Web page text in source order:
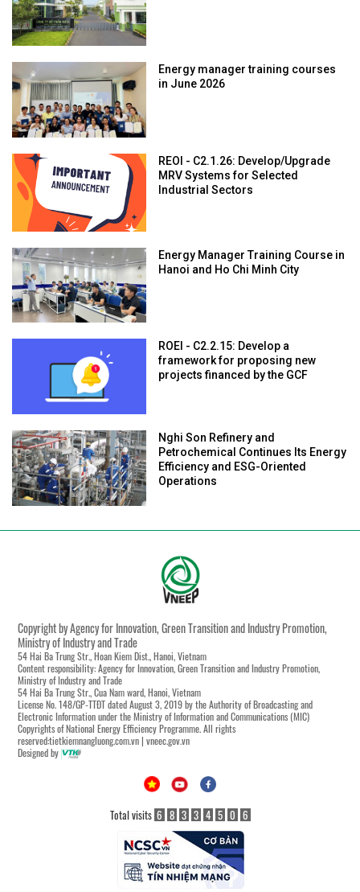
Energy manager training courses
in June 2026
REOI - C2.1.26: Develop/Upgrade
MRV Systems for Selected
Industrial Sectors
Energy Manager Training Course in
Hanoi and Ho Chi Minh City
ROEI - C2.2.15: Develop a
framework for proposing new
projects financed by the GCF
Nghi Son Refinery and
Petrochemical Continues Its Energy
Efficiency and ESG-Oriented
Operations
Copyright by Agency for Innovation, Green Transition and Industry Promotion,
Ministry of Industry and Trade
54 Hai Ba Trung Str., Hoan Kiem Dist., Hanoi, Vietnam
Content responsibility: Agency for Innovation, Green Transition and Industry Promotion,
Ministry of Industry and Trade
54 Hai Ba Trung Str., Cua Nam ward, Hanoi, Vietnam
License No. 148/GP-TTĐT dated August 3, 2019 by the Authority of Broadcasting and
Electronic Information under the Ministry of Information and Communications (MIC)
Copyrights of National Energy Efficiency Programme. All rights
reserved:tietkiemnangluong.com.vn | vneec.gov.vn
Designed by
Total visits 6 8 3 3 4 5 0 6